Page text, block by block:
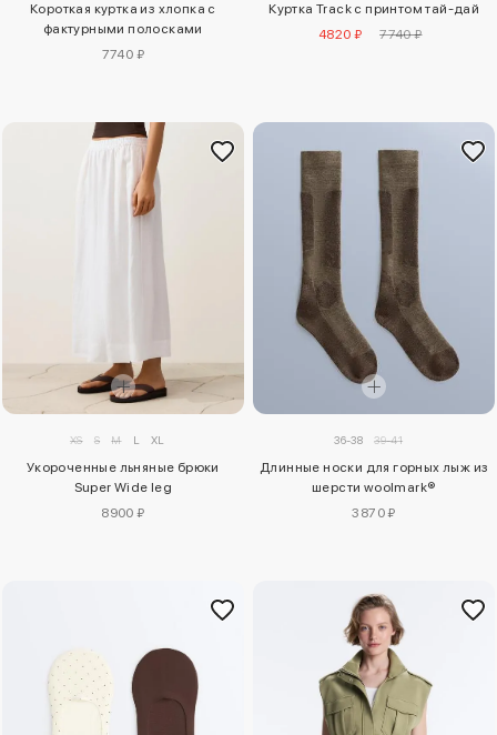
Короткая куртка из хлопка с
фактурными полосками
7740 ₽
Куртка Track с принтом тай-дай
4820 ₽
7740 ₽
XS S M L XL
Укороченные льняные брюки
Super Wide leg
8900 ₽
36-38 39-41
Длинные носки для горных лыж из
шерсти woolmark®
3870 ₽